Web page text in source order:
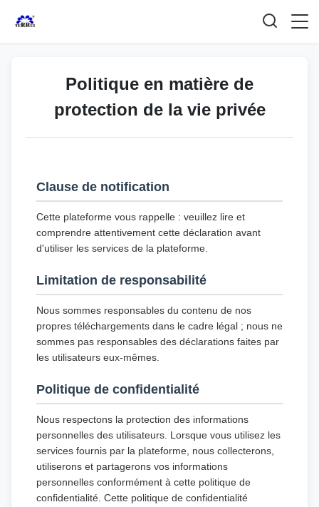
Politique en matière de
protection de la vie privée
Clause de notification
Cette plateforme vous rappelle : veuillez lire et
comprendre attentivement cette déclaration avant
d'utiliser les services de la plateforme.
Limitation de responsabilité
Nous sommes responsables du contenu de nos
propres téléchargements dans le cadre légal ; nous ne
sommes pas responsables des déclarations faites par
les utilisateurs eux-mêmes.
Politique de confidentialité
Nous respectons la protection des informations
personnelles des utilisateurs. Lorsque vous utilisez les
services fournis par la plateforme, nous collecterons,
utiliserons et partagerons vos informations
personnelles conformément à cette politique de
confidentialité. Cette politique de confidentialité